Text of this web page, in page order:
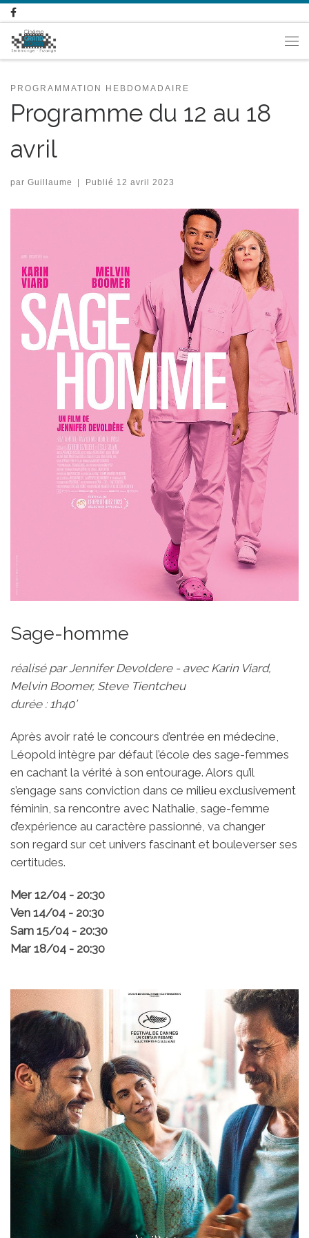
PROGRAMMATION HEBDOMADAIRE
Programme du 12 au 18
avril
par Guillaume | Publié 12 avril 2023
Sage-homme
réalisé par Jennifer Devoldere - avec Karin Viard,
Melvin Boomer, Steve Tientcheu
durée : 1h40’
Après avoir raté le concours d’entrée en médecine,
Léopold intègre par défaut l’école des sage-femmes
en cachant la vérité à son entourage. Alors qu’il
s’engage sans conviction dans ce milieu exclusivement
féminin, sa rencontre avec Nathalie, sage-femme
d’expérience au caractère passionné, va changer
son regard sur cet univers fascinant et bouleverser ses
certitudes.
Mer 12/04 - 20:30
Ven 14/04 - 20:30
Sam 15/04 - 20:30
Mar 18/04 - 20:30